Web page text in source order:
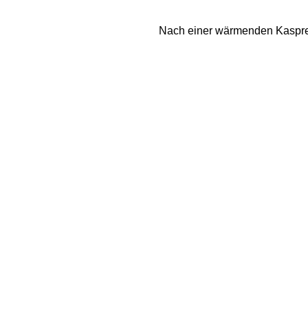
Nach einer wärmenden